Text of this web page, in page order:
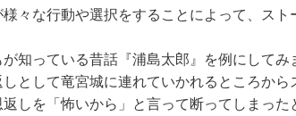
々な行動や選択をすることによって、ス
知っている昔話『浦島太郎』を例にしてみ
として竜宮城に連れていかれるところから
しを「怖いから」と言って断ってしまった